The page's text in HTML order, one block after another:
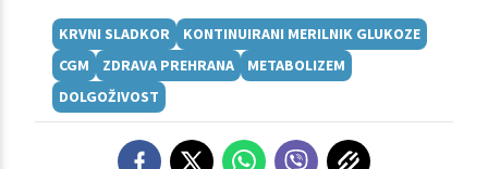
KRVNI SLADKOR
KONTINUIRANI MERILNIK GLUKOZE
CGM
ZDRAVA PREHRANA
METABOLIZEM
DOLGOŽIVOST